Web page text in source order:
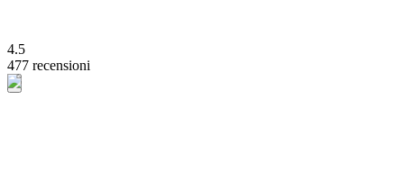
4.5
477 recensioni